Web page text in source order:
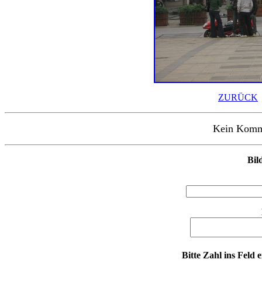
ZURÜCK
Kein
Bitte Zahl ins Feld